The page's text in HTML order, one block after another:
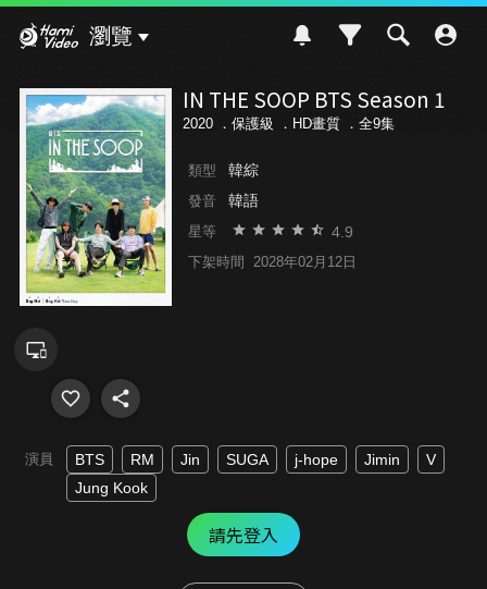
瀏覽
IN THE SOOP BTS Season 1
2020 ． 保護級 ．HD畫質 ．全9集
類型 韓綜
發音 韓語
星等 4.9
下架時間 2028年02月12日
演員 BTS RM Jin SUGA j-hope Jimin
V
Jung Kook
請先登入